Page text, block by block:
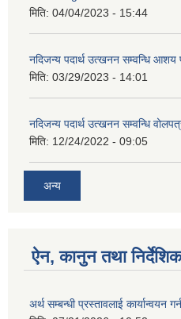
मिति: 04/04/2023 - 15:44
नदिजन्य पदार्थ उत्खनन सम्वन्धि आशय
मिति: 03/29/2023 - 14:01
नदिजन्य पदार्थ उत्खनन सम्वन्धि
मिति: 12/24/2022 - 09:05
अन्य
ऐन, कानुन तथा
अर्थ सम्बन्धी प्रस्तावलाई कार्यान्वयन